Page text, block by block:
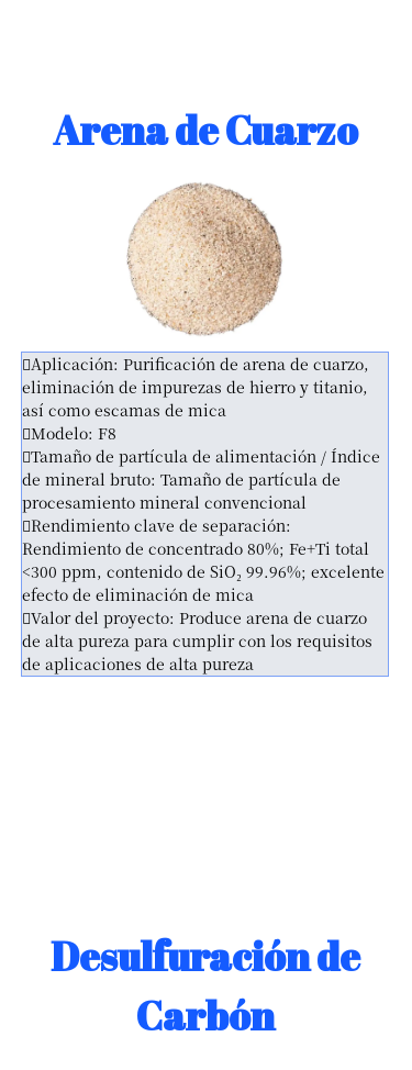
Arena de Cuarzo
Aplicación: Purificación de arena de cuarzo,
eliminación de impurezas de hierro y titanio,
así como escamas de mica
Modelo: F8
Tamaño de partícula de alimentación / Índice
de mineral bruto: Tamaño de partícula de
procesamiento mineral convencional
Rendimiento clave de separación:
Rendimiento de concentrado 80%; Fe+Ti total
<300 ppm, contenido de SiO₂ 99.96%; excelente
efecto de eliminación de mica
Valor del proyecto: Produce arena de cuarzo
de alta pureza para cumplir con los requisitos
de aplicaciones de alta pureza
Desulfuración de
Carbón